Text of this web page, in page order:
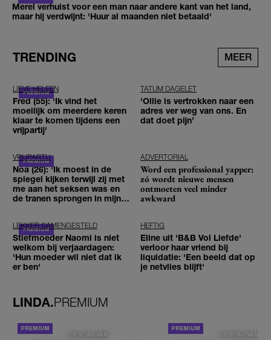
Merel verhuist voor een man naar andere kant van het land,
maar hij verdwijnt: 'Huur al maanden niet betaald'
TRENDING MEER
LIEVE HELEEN
Fred (55): 'Ik vind het
moeilijk om meerdere keren
klaar te komen tijdens een
vrijpartij'
TATUM DAGELET
'Ollie is vertrokken naar een
adres ver weg van ons. En
dat doet pijn’
VRIJPARTIJ
Noa (26): 'Ik moest in de
spiegel kijken terwijl zij met
me aan het seksen was en
de tranen sprongen in mijn
ADVERTORIAL
Word een professional yapper:
zó wordt nieuwe mensen
ontmoeten veel minder
awkward
LEKKER SAMENGESTELD
Stiefmoeder Naomi is niet
welkom bij verjaardagen:
'Hun moeder wil niet dat ik
er ben'
HEFTIG
Eline uit 'B&B Vol Liefde'
verloor haar vriend bij
liquidatie: 'Een beeld dat op
je netvlies blijft'
LINDA.PREMIUM
DE STAD VAN DE STAD VAN